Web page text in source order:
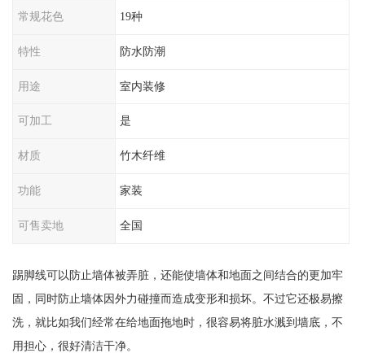
常规花色 19种
特性 防水防潮
用途 室内装修
可加工 是
材质 竹木纤维
功能 家装
可售卖地 全国
踢脚线可以防止墙体被弄脏，还能使墙体和地面之间结合的更加牢
固，同时防止墙体因外力碰撞而造成变形和损坏。不过它还极易擦
洗，就比如我们经常在给地面拖地时，很容易将脏水溅到墙底，不
用担心，很好清洁干净。